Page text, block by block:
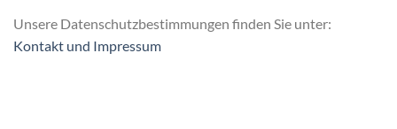
Unsere Datenschutzbestimmungen finden Sie unter:
Kontakt und Impressum